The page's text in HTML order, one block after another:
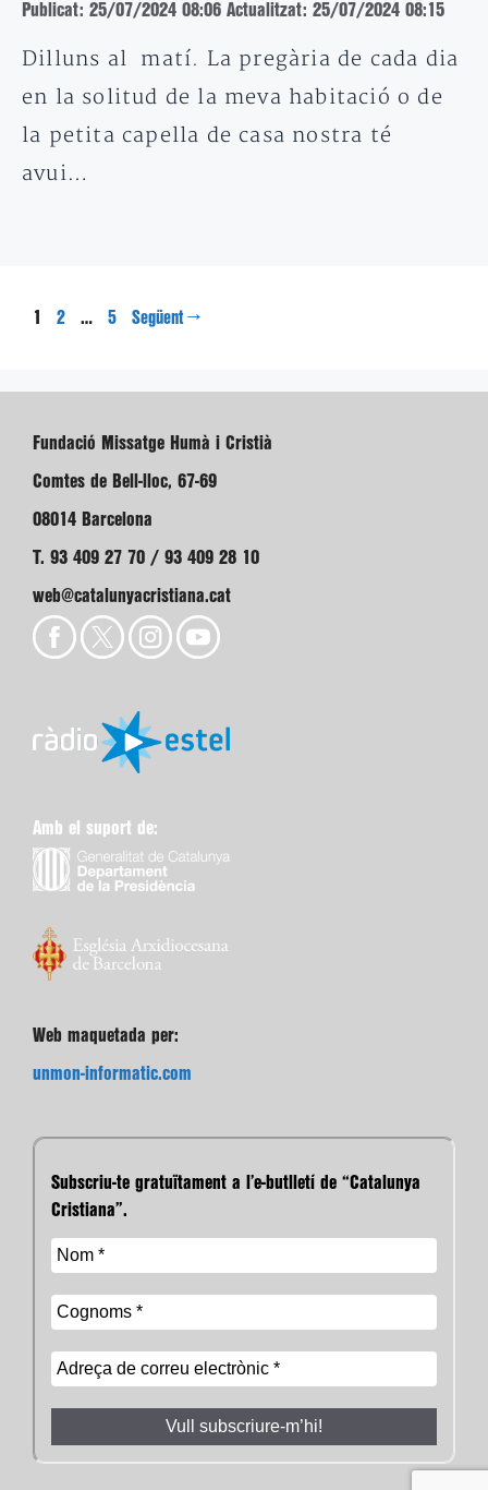
Publicat: 25/07/2024 08:06 Actualitzat: 25/07/2024 08:15
Dilluns al matí. La pregària de cada dia
en la solitud de la meva habitació o de
la petita capella de casa nostra té
avui…
Pàgina
1 Pàgina
2 … Pàgina
5 Següent →
Fundació Missatge Humà i Cristià
Comtes de Bell-lloc, 67-69
08014 Barcelona
T. 93 409 27 70 / 93 409 28 10
web@catalunyacristiana.cat
Amb el suport de:
Web maquetada per:
unmon-informatic.com
Subscriu-te gratuïtament a l’e-butlletí de “Catalunya
Cristiana”.